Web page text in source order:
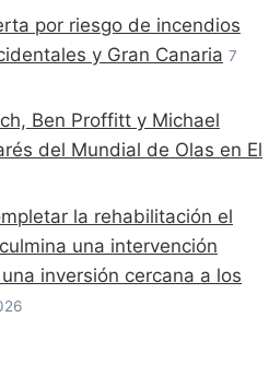
por riesgo de incendios
y Gran Canaria 7
Ben Proffitt y Michael
del Mundial de Olas en El
la rehabilitación el
una intervención
inversión cercana a los